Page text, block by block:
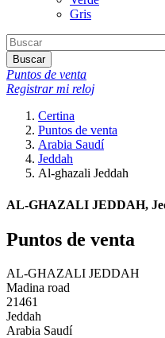
Gris
Buscar
Puntos de venta
Registrar mi reloj
Certina
Puntos de venta
Arabia Saudí
Jeddah
Al-ghazali Jeddah
AL-GHAZALI JEDDAH,
Puntos de venta
AL-GHAZALI JEDDAH
Madina road
21461
Jeddah
Arabia Saudí